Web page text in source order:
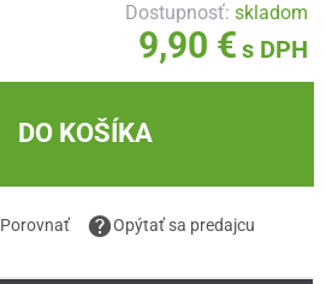
Dostupnosť:skladom
9,90 € s DPH
DO KOŠÍKA
Porovnať Opýtať sa predajcu